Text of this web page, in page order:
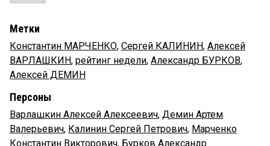
Метки
Константин МАРЧЕНКО, Сергей КАЛИНИН, Алексей
ВАРЛАШКИН, рейтинг недели, Александр БУРКОВ,
Алексей ДЕМИН
Персоны
Варлашкин Алексей Алексеевич, Демин Артем
Валерьевич, Калинин Сергей Петрович, Марченко
Константин Викторович, Бурков Александр